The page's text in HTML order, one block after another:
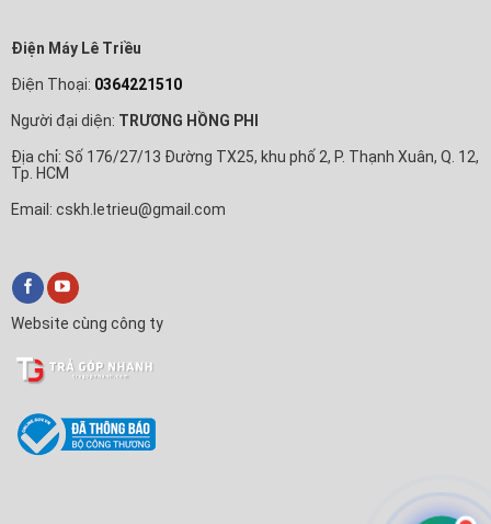
Điện Máy Lê Triều
Điện Thoại: 0364221510
Người đại diện: TRƯƠNG HỒNG PHI
Địa chỉ: Số 176/27/13 Đường TX25, khu phố 2, P. Thạnh Xuân, Q. 12,
Tp. HCM
Email: cskh.letrieu@gmail.com
Website cùng công ty